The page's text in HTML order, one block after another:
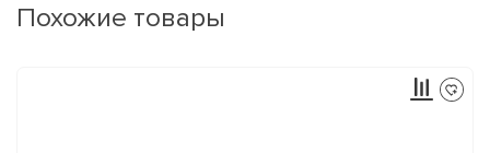
Похожие товары